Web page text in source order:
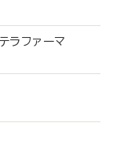
ラファーマ